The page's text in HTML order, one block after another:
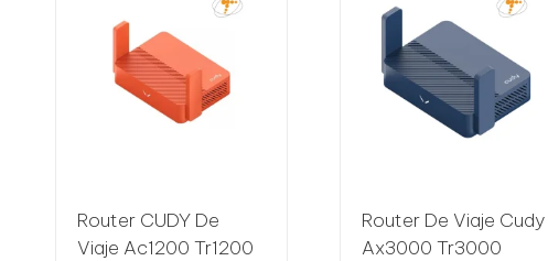
gRouter CUDY De
Viaje Ac1200 Tr1200
Router De Viaje Cudy
Ax3000 Tr3000